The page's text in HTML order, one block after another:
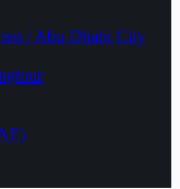
/ Abu Dhabi City